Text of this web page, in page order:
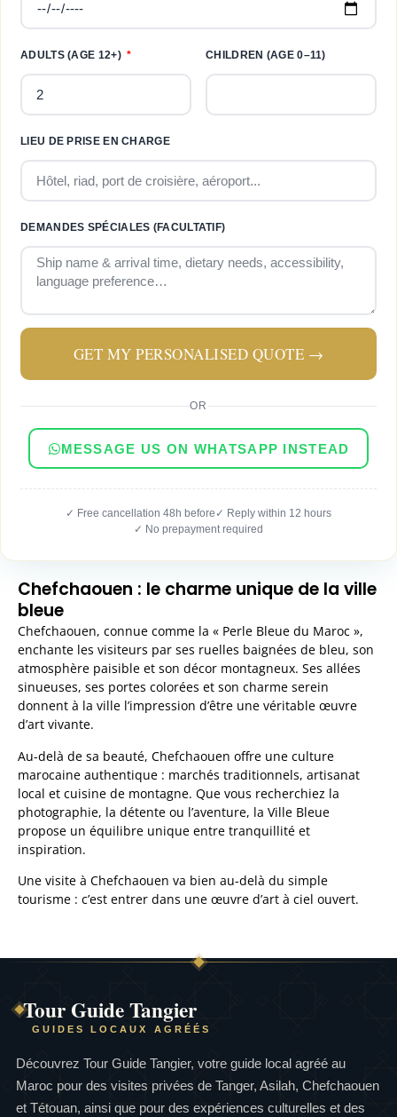
ADULTS (AGE 12+) CHILDREN (AGE 0–11)
LIEU DE PRISE EN CHARGE
DEMANDES SPÉCIALES (FACULTATIF)
GET MY PERSONALISED QUOTE →
OR
MESSAGE US ON WHATSAPP INSTEAD
✓ Free cancellation 48h before ✓ Reply within 12 hours
✓ No prepayment required
Chefchaouen : le charme unique de la ville
bleue
Chefchaouen, connue comme la « Perle Bleue du Maroc »,
enchante les visiteurs par ses ruelles baignées de bleu, son
atmosphère paisible et son décor montagneux. Ses allées
sinueuses, ses portes colorées et son charme serein
donnent à la ville l’impression d’être une véritable œuvre
d’art vivante.
Au-delà de sa beauté, Chefchaouen offre une culture
marocaine authentique : marchés traditionnels, artisanat
local et cuisine de montagne. Que vous recherchiez la
photographie, la détente ou l’aventure, la Ville Bleue
propose un équilibre unique entre tranquillité et
inspiration.
Une visite à Chefchaouen va bien au-delà du simple
tourisme : c’est entrer dans une œuvre d’art à ciel ouvert.
Tour Guide Tangier
GUIDES LOCAUX AGRÉÉS
Découvrez Tour Guide Tangier, votre guide local agréé au
Maroc pour des visites privées de Tanger, Asilah, Chefchaouen
et Tétouan, ainsi que pour des expériences culturelles et des